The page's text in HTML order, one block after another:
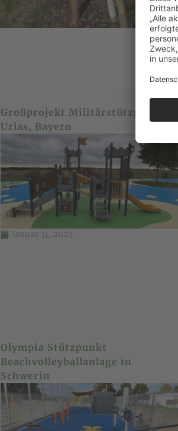
Großprojekt Militärstützpunkt
Urlas, Bayern
Januar 31, 2025
Olympia Stützpunkt
Beachvolleyballanlage in
Schwerin